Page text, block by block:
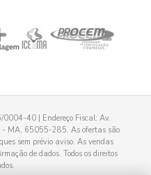
40 | Endereço Fiscal: Av.
MA, 65055-285. As ofertas são
sem prévio aviso. As vendas
de dados. Todos os direitos